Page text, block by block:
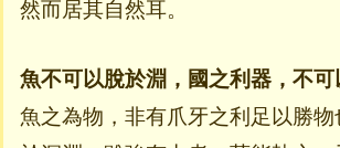
然而居其自然耳。
魚不可以脫於淵，國之利器，不可
魚之為物，非有爪牙之利足以勝